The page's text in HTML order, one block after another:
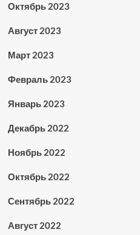
Октябрь 2023
Август 2023
Март 2023
Февраль 2023
Январь 2023
Декабрь 2022
Ноябрь 2022
Октябрь 2022
Сентябрь 2022
Август 2022